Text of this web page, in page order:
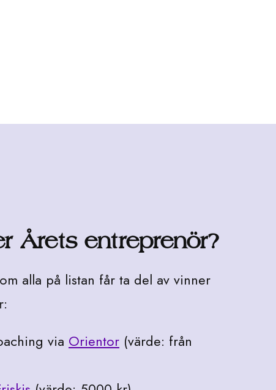
Årets entreprenör?
alla på listan får ta del av vinner
via Orientor(värde: från